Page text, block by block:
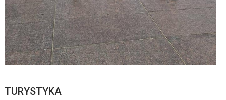
TURYSTYKA